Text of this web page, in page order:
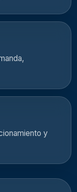
y